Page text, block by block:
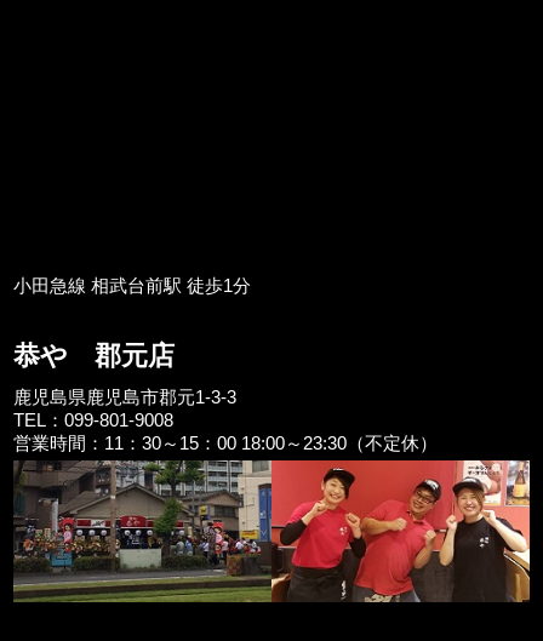
小田急線 相武台前駅 徒歩1分
恭や 郡元店
鹿児島県鹿児島市郡元1-3-3
TEL：099-801-9008
営業時間：11：30～15：00 18:00～23:30（不定休）